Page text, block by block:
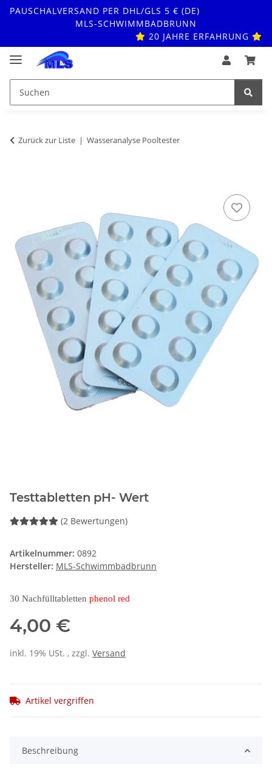
PAUSCHALVERSAND PER DHL/GLS 5 € (DE)
MLS-SCHWIMMBADBRUNN
20 JAHRE ERFAHRUNG
Zurück zur Liste Wasseranalyse Pooltester
Testtabletten pH- Wert
(2 Bewertungen)
Artikelnummer: 0892
Hersteller: MLS-Schwimmbadbrunn
30 Nachfülltabletten phenol red
4,00 €
inkl. 19% USt. , zzgl. Versand
Artikel vergriffen
Beschreibung